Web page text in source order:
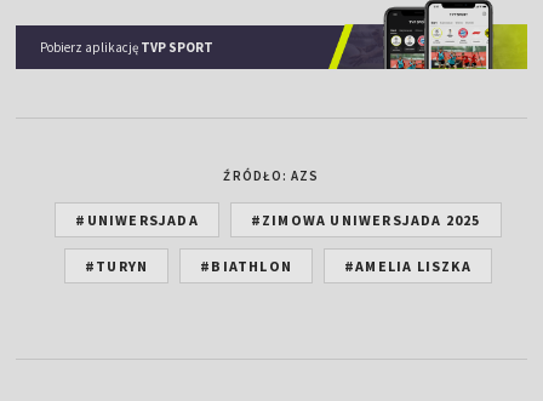
Pobierz aplikację TVP SPORT
ŹRÓDŁO: AZS
#UNIWERSJADA #ZIMOWA UNIWERSJADA 2025
#TURYN #BIATHLON #AMELIA LISZKA